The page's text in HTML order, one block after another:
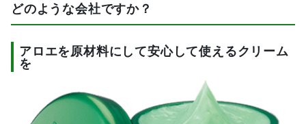
どのような会社ですか？
アロエを原材料にして安心して使えるクリーム
を